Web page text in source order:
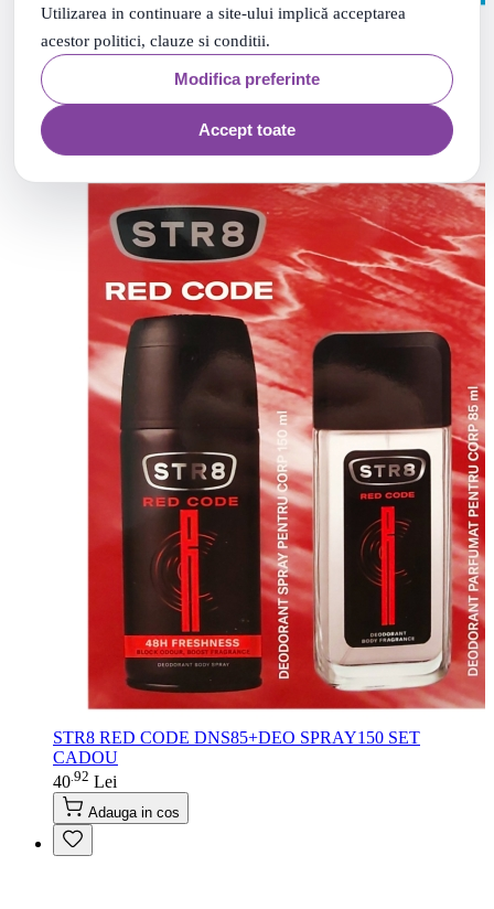
Utilizarea in continuare a site-ului implică acceptarea
acestor politici, clauze si conditii.
Modifica preferinte
Accept toate
ADIDAS MEN ICE DIVE DNS75ML+SG250ML SET
CADOU
47
STR8 RED CODE DNS85+DEO SPRAY150 SET
CADOU
40 92 Lei
Adauga in cos